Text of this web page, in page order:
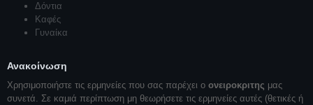
Δόντια
Καφές
Γυναίκα
Ανακοίνωση
Χρησιμοποιήστε τις ερμηνείες που σας παρέχει ο ονειροκριτης μας
συνετά. Σε καμιά περίπτωση μη θεωρήσετε τις ερμηνείες αυτές (θετικές ή